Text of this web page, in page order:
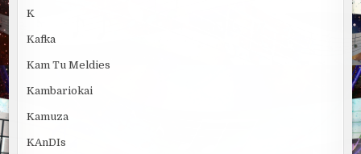
K
Kafka
Kam Tu Meldies
Kambariokai
Kamuza
KAnDIs